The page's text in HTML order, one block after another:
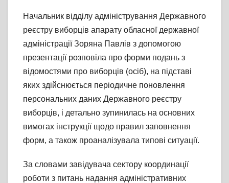
Начальник відділу адміністрування Державного
реєстру виборців апарату обласної державної
адміністрації Зоряна Павлів з допомогою
презентації розповіла про форми подань з
відомостями про виборців (осіб), на підставі
яких здійснюється періодичне поновлення
персональних даних Державного реєстру
виборців, і детально зупинилась на основних
вимогах інструкції щодо правил заповнення
форм, а також проаналізувала типові ситуації.
За словами завідувача сектору координації
роботи з питань надання адміністративних